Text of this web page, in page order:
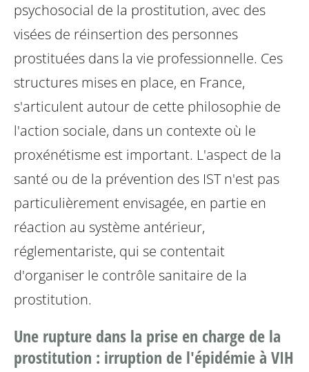
psychosocial de la prostitution, avec des
visées de réinsertion des personnes
prostituées dans la vie professionnelle. Ces
structures mises en place, en France,
s'articulent autour de cette philosophie de
l'action sociale, dans un contexte où le
proxénétisme est important. L'aspect de la
santé ou de la prévention des IST n'est pas
particulièrement envisagée, en partie en
réaction au système antérieur,
réglementariste, qui se contentait
d'organiser le contrôle sanitaire de la
prostitution.
Une rupture dans la prise en charge de la
prostitution : irruption de l'épidémie à VIH